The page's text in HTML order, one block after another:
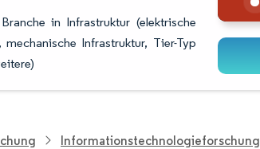
in Infrastruktur (elektrische
Infrastruktur, Tier-Typ
Informationstechnologieforschung